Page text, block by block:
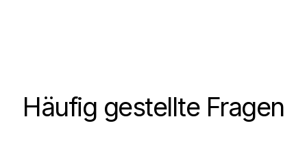
Häufig gestellte Fragen